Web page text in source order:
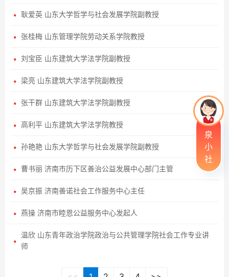
耿爱英 山东大学哲学与社会发展学院副教授
张桂梅 山东管理学院劳动关系学院教授
刘宝臣 山东建筑大学法学院副教授
梁亮 山东建筑大学法学院副教授
张干群 山东建筑大学法学院副教授
高利平 山东建筑大学法学院教授
孙艳艳 山东大学哲学与社会发展学院副教授
曹书丽 济南市历下区善治公益发展中心部门主管
吴京振 济南善诺社会工作服务中心主任
燕操 济南市睦恩公益服务中心发起人
温欣 山东青年政治学院政治与公共管理学院社会工作专业讲
师
泉
小
社